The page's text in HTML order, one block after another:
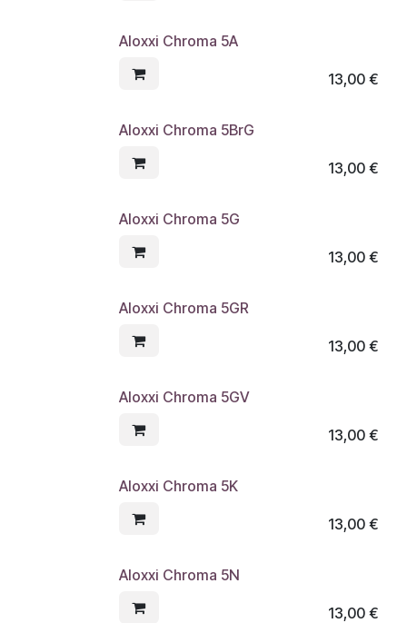
Aloxxi Chroma 5A
13,00€
Aloxxi Chroma 5BrG
13,00€
Aloxxi Chroma 5G
13,00€
Aloxxi Chroma 5GR
13,00€
Aloxxi Chroma 5GV
13,00€
Aloxxi Chroma 5K
13,00€
Aloxxi Chroma 5N
13,00€